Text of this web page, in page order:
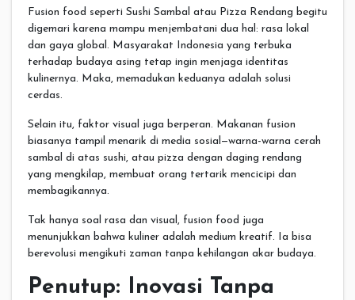
Fusion food seperti Sushi Sambal atau Pizza Rendang begitu
digemari karena mampu menjembatani dua hal: rasa lokal
dan gaya global. Masyarakat Indonesia yang terbuka
terhadap budaya asing tetap ingin menjaga identitas
kulinernya. Maka, memadukan keduanya adalah solusi
cerdas.
Selain itu, faktor visual juga berperan. Makanan fusion
biasanya tampil menarik di media sosial—warna-warna cerah
sambal di atas sushi, atau pizza dengan daging rendang
yang mengkilap, membuat orang tertarik mencicipi dan
membagikannya.
Tak hanya soal rasa dan visual, fusion food juga
menunjukkan bahwa kuliner adalah medium kreatif. Ia bisa
berevolusi mengikuti zaman tanpa kehilangan akar budaya.
Penutup: Inovasi Tanpa